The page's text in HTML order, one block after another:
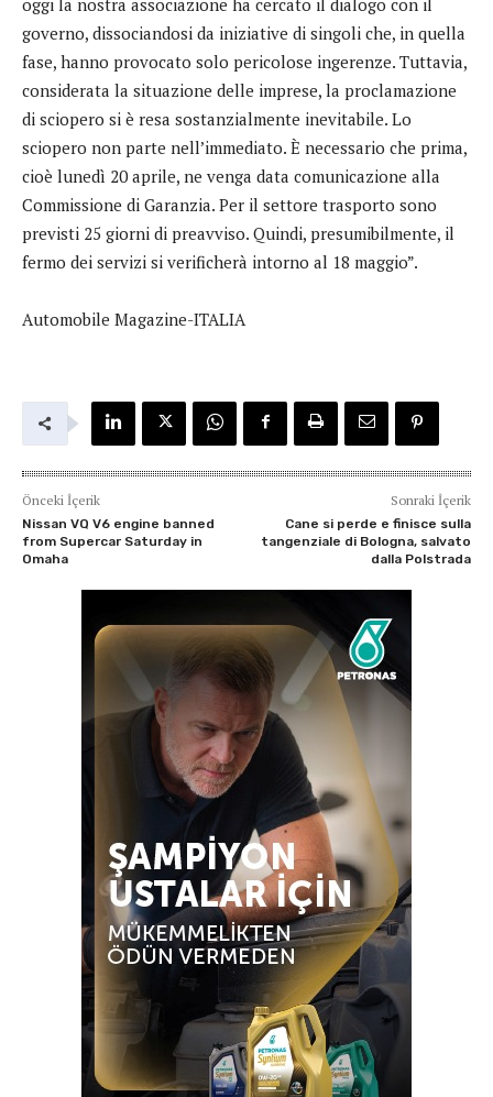
governo, dissociandosi da iniziative di singoli che, in quella
fase, hanno provocato solo pericolose ingerenze. Tuttavia,
considerata la situazione delle imprese, la proclamazione
di sciopero si è resa sostanzialmente inevitabile. Lo
sciopero non parte nell’immediato. È necessario che prima,
cioè lunedì 20 aprile, ne venga data comunicazione alla
Commissione di Garanzia. Per il settore trasporto sono
previsti 25 giorni di preavviso. Quindi, presumibilmente, il
fermo dei servizi si verificherà intorno al 18 maggio”.
Automobile Magazine-ITALIA
Önceki İçerik
Nissan VQ V6 engine banned
from Supercar Saturday in
Omaha
Sonraki İçerik
Cane si perde e finisce sulla
tangenziale di Bologna, salvato
dalla Polstrada